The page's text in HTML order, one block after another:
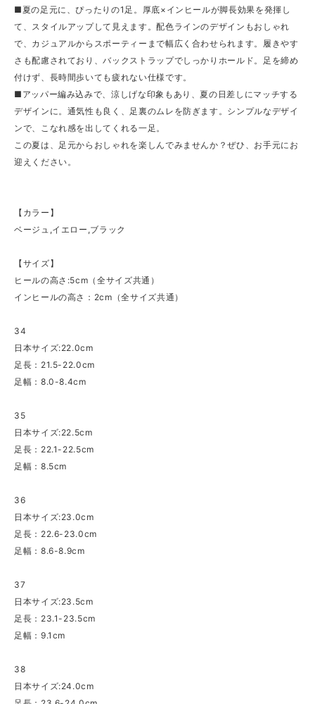
■夏の足元に、ぴったりの1足。厚底×インヒールが脚長効果を発揮し
て、スタイルアップして見えます。配色ラインのデザインもおしゃれ
で、カジュアルからスポーティーまで幅広く合わせられます。履きやす
さも配慮されており、バックストラップでしっかりホールド。足を締め
付けず、長時間歩いても疲れない仕様です。
■アッパー編み込みで、涼しげな印象もあり、夏の日差しにマッチする
デザインに。通気性も良く、足裏のムレを防ぎます。シンプルなデザイ
ンで、こなれ感を出してくれる一足。
この夏は、足元からおしゃれを楽しんでみませんか？ぜひ、お手元にお
迎えください。
【カラー】
ベージュ,イエロー,ブラック
【サイズ】
ヒールの高さ:5cm（全サイズ共通）
インヒールの高さ：2cm（全サイズ共通）
34
日本サイズ:22.0cm
足長：21.5-22.0cm
足幅：8.0-8.4cm
35
日本サイズ:22.5cm
足長：22.1-22.5cm
足幅：8.5cm
36
日本サイズ:23.0cm
足長：22.6-23.0cm
足幅：8.6-8.9cm
37
日本サイズ:23.5cm
足長：23.1-23.5cm
足幅：9.1cm
38
日本サイズ:24.0cm